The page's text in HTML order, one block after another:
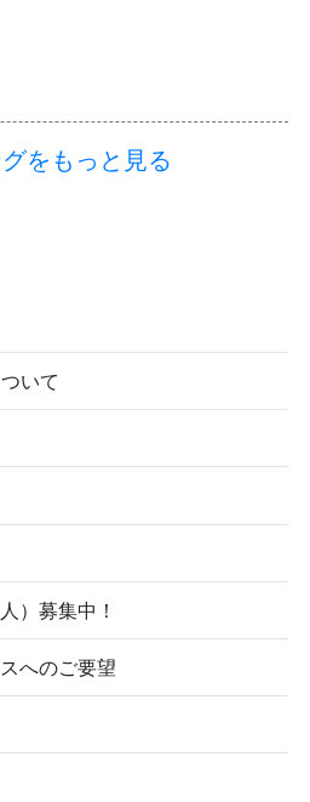
をもっと見る
いて
）募集中！
へのご要望